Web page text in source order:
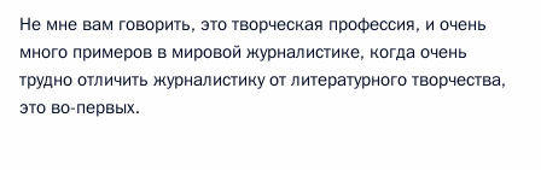
Не мне вам говорить, это творческая профессия, и очень
много примеров в мировой журналистике, когда очень
трудно отличить журналистику от литературного творчества,
это во-первых.